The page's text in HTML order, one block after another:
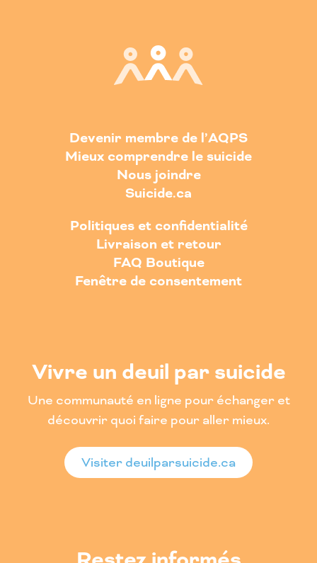
Devenir membre de l’AQPS
Mieux comprendre le suicide
Nous joindre
Suicide.ca
Politiques et confidentialité
Livraison et retour
FAQ Boutique
Fenêtre de consentement
Vivre un deuil par suicide
Une communauté en ligne pour échanger et
découvrir quoi faire pour aller mieux.
Visiter deuilparsuicide.ca